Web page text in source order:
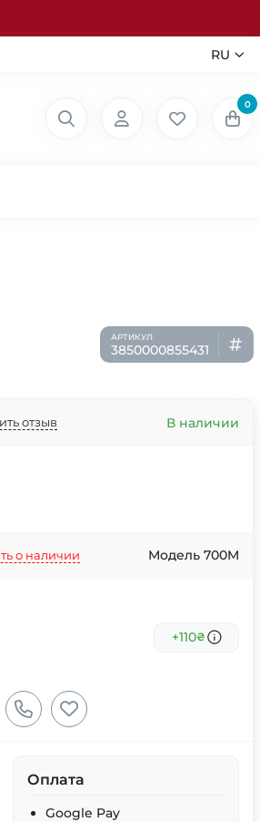
RU
0
3850000855431
отзыв В наличии
о наличии Модель 700M
+110₴
Оплата
Google Pay